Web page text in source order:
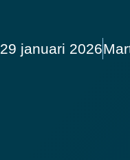
29 januari 2026